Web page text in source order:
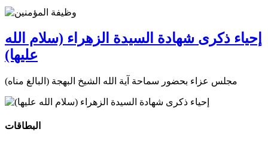
إحياء ذكرى شهادة السيدة الزهراء (سلام الله
عليها)
مجلس عزاء بحضور سماحة آية الله الشيخ البهجة (البالغ مناه)
البطاقات